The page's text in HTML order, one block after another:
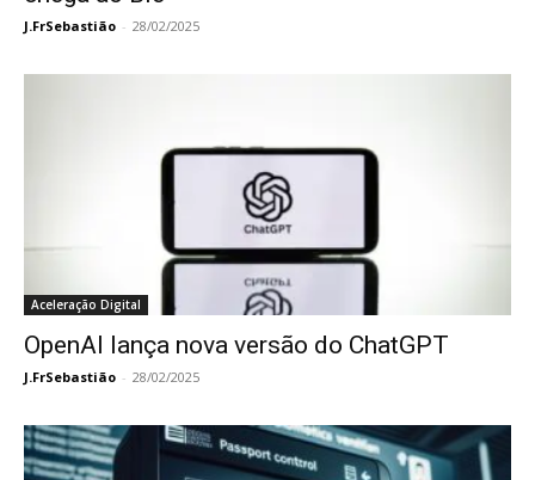
J.FrSebastião - 28/02/2025
Aceleração Digital
OpenAI lança nova versão do ChatGPT
J.FrSebastião - 28/02/2025